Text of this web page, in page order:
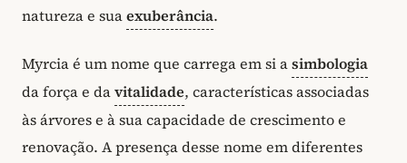
natureza e suaexuberância.
Myrcia é um nome que carrega em si asimbologia
da força e davitalidade, características associadas
às árvores e à sua capacidade de crescimento e
renovação. A presença desse nome em diferentes